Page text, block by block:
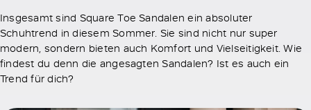
Insgesamt sind Square Toe Sandalen ein absoluter
Schuhtrend in diesem Sommer. Sie sind nicht nur super
modern, sondern bieten auch Komfort und Vielseitigkeit. Wie
findest du denn die angesagten Sandalen? Ist es auch ein
Trend für dich?